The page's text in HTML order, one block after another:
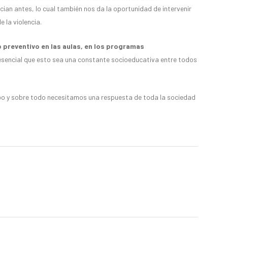
antes, lo cual también nos da la oportunidad de intervenir
la violencia.
en las aulas, en los programas
que esto sea una constante socioeducativa entre todos
y sobre todo necesitamos una respuesta de toda la sociedad